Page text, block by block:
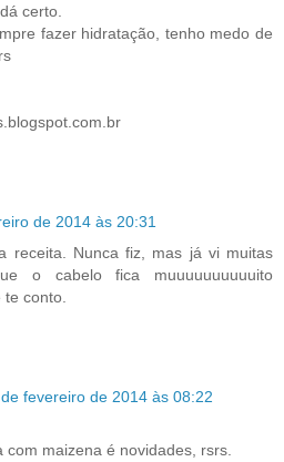
certo.
fazer hidratação, tenho medo de
de 2014 às 20:31
receita. Nunca fiz, mas já vi muitas
o cabelo fica muuuuuuuuuuito
te conto.
fevereiro de 2014 às 08:22
com maizena é novidades, rsrs.